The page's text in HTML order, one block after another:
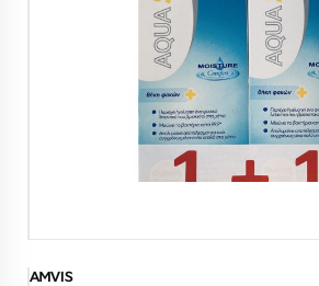
ΕΠΙΣΚΕΦΘΕΊΤΕ ΜΑΣ
Εντός Στοάς Πεσματζόγλου,
Πανεπιστημίου 39, 10564, Αθήνα, Ελλάδα
Τρί-Πέμ-Παρ
Σάβ
10:00 - 19:00 10:00 - 16:00
Διαθέσιμο
ΠΡΟΣΘΗΚΗ ΣΤΟ ΚΑΛΑΘΙ
AMVIS